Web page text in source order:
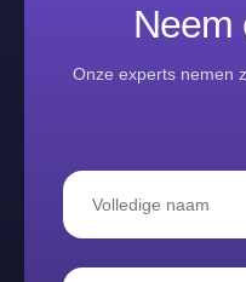
Neem
Onze experts nemen